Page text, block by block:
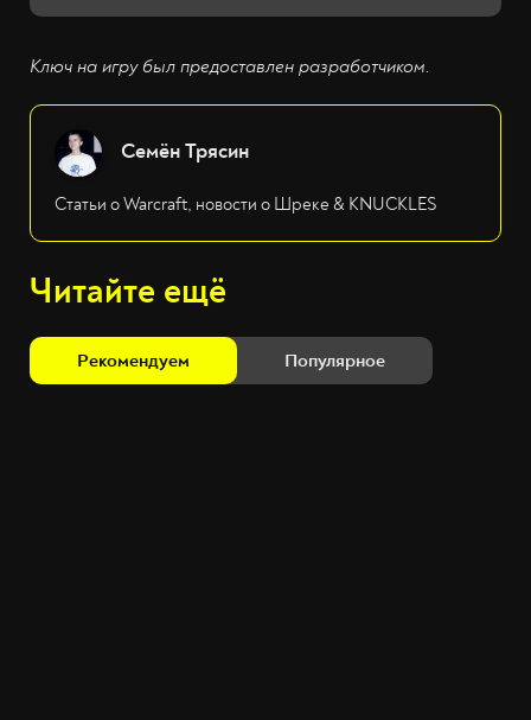
Ключ на игру был предоставлен разработчиком.
Семён Трясин
Статьи о Warcraft, новости о Шреке & KNUCKLES
Читайте ещё
Рекомендуем Популярное